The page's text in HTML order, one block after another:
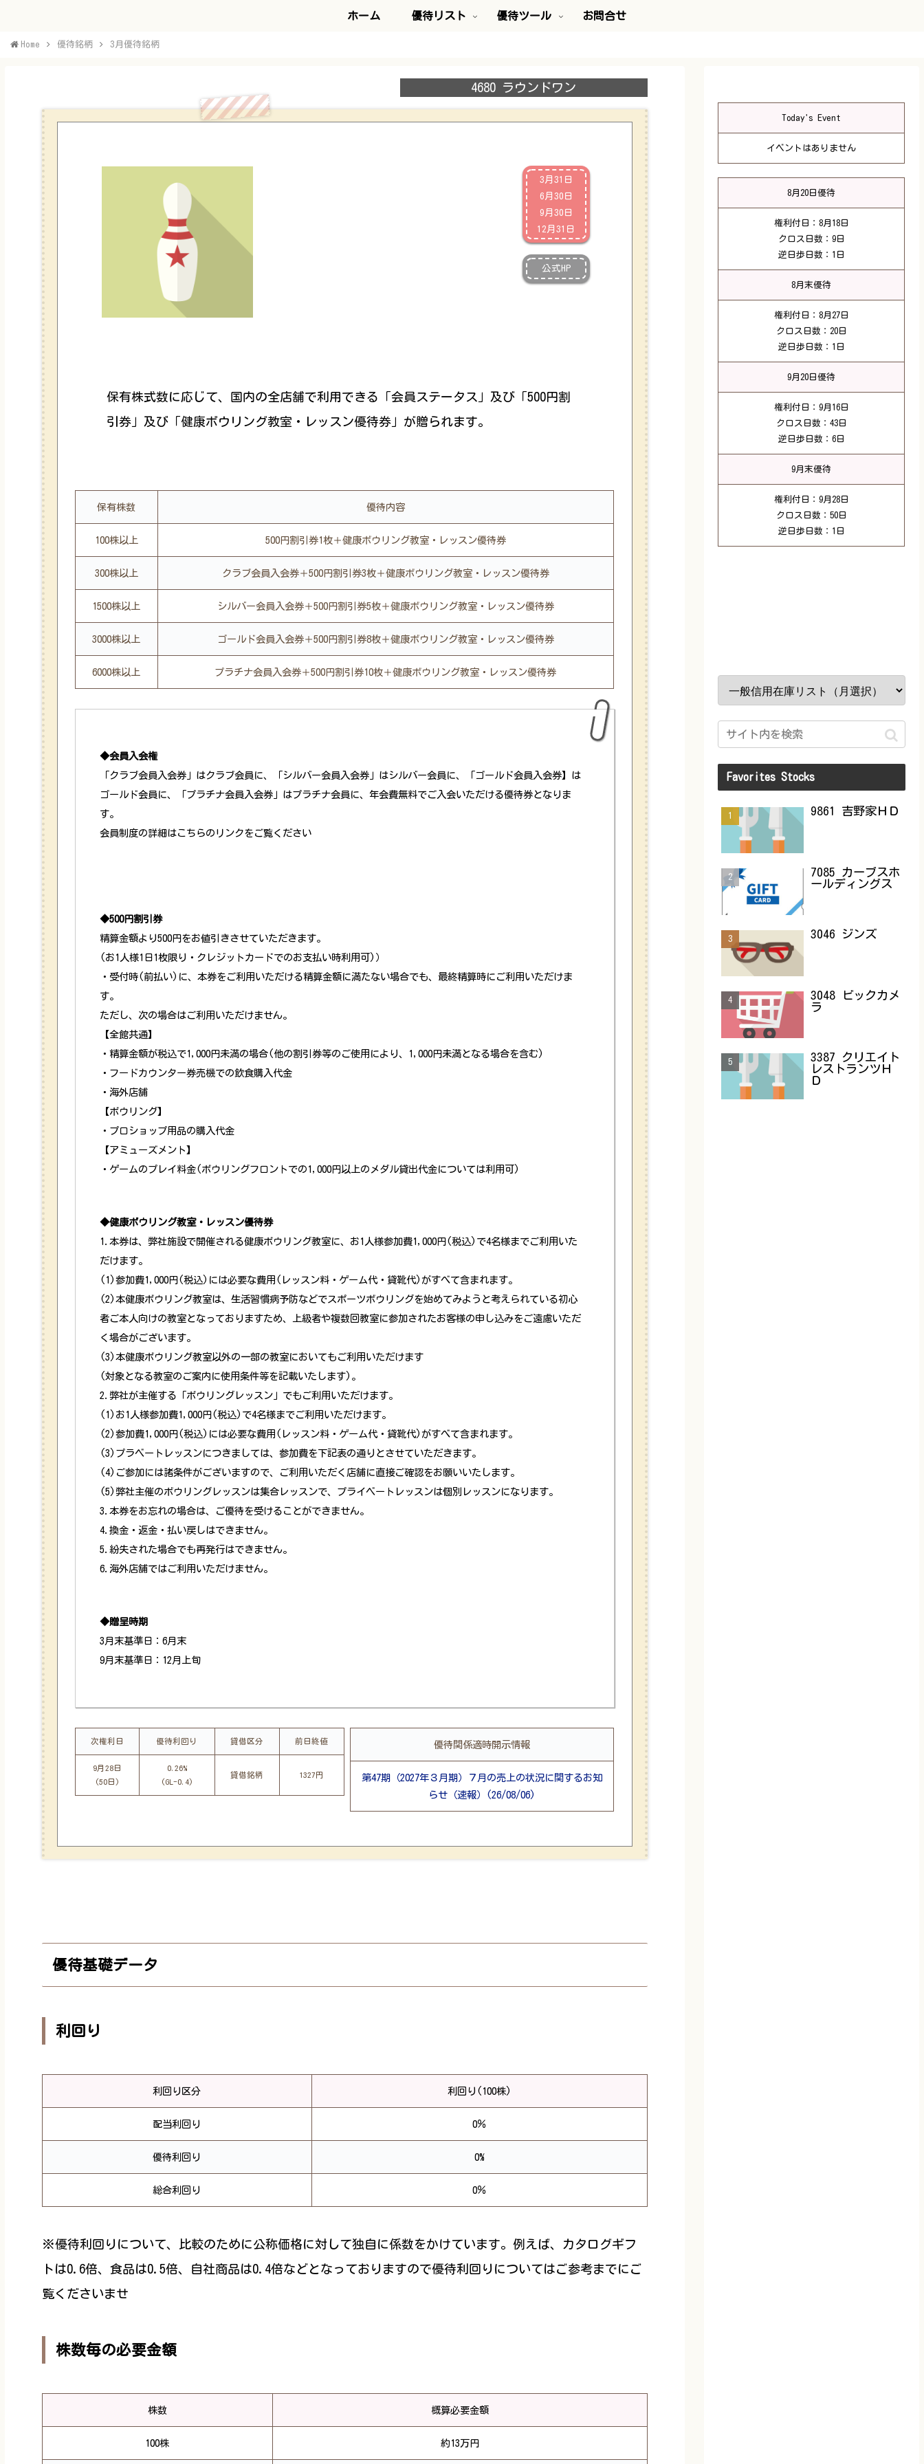
ホーム 優待リスト 優待ツール お問合せ
Home 優待銘柄 3月優待銘柄
4680 ラウンドワン
3月31日
6月30日
9月30日
12月31日
公式HP
保有株式数に応じて、国内の全店舗で利用できる「会員ステータス」及び「500円割
引券」及び「健康ボウリング教室・レッスン優待券」が贈られます。
保有株数 優待内容
100株以上 500円割引券1枚＋健康ボウリング教室・レッスン優待券
300株以上 クラブ会員入会券＋500円割引券3枚＋健康ボウリング教室・レッスン優待券
1500株以上 シルバー会員入会券＋500円割引券5枚＋健康ボウリング教室・レッスン優待券
3000株以上 ゴールド会員入会券＋500円割引券8枚＋健康ボウリング教室・レッスン優待券
6000株以上 プラチナ会員入会券＋500円割引券10枚＋健康ボウリング教室・レッスン優待券
◆会員入会権
「クラブ会員入会券」はクラブ会員に、「シルバー会員入会券」はシルバー会員に、「ゴールド会員入会券】は
ゴールド会員に、「プラチナ会員入会券」はプラチナ会員に、年会費無料でご入会いただける優待券となりま
す。
会員制度の詳細はこちらのリンクをご覧ください
◆500円割引券
精算金額より500円をお値引きさせていただきます。
(お1人様1日1枚限り・クレジットカードでのお支払い時利用可)）
・受付時(前払い)に、本券をご利用いただける精算金額に満たない場合でも、最終精算時にご利用いただけま
す。
ただし、次の場合はご利用いただけません。
【全館共通】
・精算金額が税込で1,000円未満の場合(他の割引券等のご使用により、1,000円未満となる場合を含む)
・フードカウンター券売機での飲食購入代金
・海外店舗
【ボウリング】
・プロショップ用品の購入代金
【アミューズメント】
・ゲームのプレイ料金(ボウリングフロントでの1,000円以上のメダル貸出代金については利用可)
◆健康ボウリング教室・レッスン優待券
1.本券は、弊社施設で開催される健康ボウリング教室に、お1人様参加費1,000円(税込)で4名様までご利用いた
だけます。
(1)参加費1,000円(税込)には必要な費用(レッスン料・ゲーム代・貸靴代)がすべて含まれます。
(2)本健康ボウリング教室は、生活習慣病予防などでスポーツボウリングを始めてみようと考えられている初心
者ご本人向けの教室となっておりますため、上級者や複数回教室に参加されたお客様の申し込みをご遠慮いただ
く場合がございます。
(3)本健康ボウリング教室以外の一部の教室においてもご利用いただけます
(対象となる教室のご案内に使用条件等を記載いたします)。
2.弊社が主催する「ボウリングレッスン」でもご利用いただけます。
(1)お1人様参加費1,000円(税込)で4名様までご利用いただけます。
(2)参加費1,000円(税込)には必要な費用(レッスン料・ゲーム代・貸靴代)がすべて含まれます。
(3)プラベートレッスンにつきましては、参加費を下記表の通りとさせていただきます。
(4)ご参加には諸条件がございますので、ご利用いただく店舗に直接ご確認をお願いいたします。
(5)弊社主催のボウリングレッスンは集合レッスンで、プライベートレッスンは個別レッスンになります。
3.本券をお忘れの場合は、ご優待を受けることができません。
4.換金・返金・払い戻しはできません。
5.紛失された場合でも再発行はできません。
6.海外店舗ではご利用いただけません。
◆贈呈時期
3月末基準日：6月末
9月末基準日：12月上旬
次権利日 優待利回り 貸借区分 前日終値
9月28日
(50日)
0.26%
(GL-0.4)
貸借銘柄 1327円
優待関係適時開示情報
第47期（2027年３月期）７月の売上の状況に関するお知
らせ（速報）(26/08/06)
優待基礎データ
利回り
利回り区分 利回り(100株)
配当利回り 0％
優待利回り 0%
総合利回り 0％
※優待利回りについて、比較のために公称価格に対して独自に係数をかけています。例えば、カタログギフ
トは0.6倍、食品は0.5倍、自社商品は0.4倍などとなっておりますので優待利回りについてはご参考までにご
覧くださいませ
株数毎の必要金額
株数 概算必要金額
100株 約13万円
Today's Event
イベントはありません
8月20日優待
権利付日：8月18日
クロス日数：9日
逆日歩日数：1日
8月末優待
権利付日：8月27日
クロス日数：20日
逆日歩日数：1日
9月20日優待
権利付日：9月16日
クロス日数：43日
逆日歩日数：6日
9月末優待
権利付日：9月28日
クロス日数：50日
逆日歩日数：1日
Favorites Stocks
9861 吉野家ＨＤ
7085 カーブスホ
ールディングス
3046 ジンズ
3048 ビックカメ
ラ
3387 クリエイト
レストランツＨ
Ｄ